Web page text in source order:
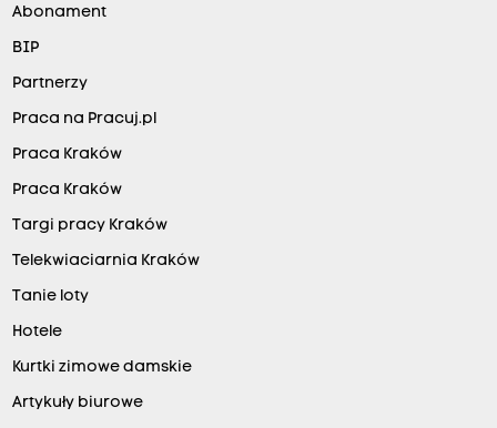
Abonament
BIP
Partnerzy
Praca na Pracuj.pl
Praca Kraków
Praca Kraków
Targi pracy Kraków
Telekwiaciarnia Kraków
Tanie loty
Hotele
Kurtki zimowe damskie
Artykuły biurowe